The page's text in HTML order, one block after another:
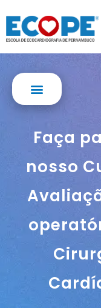
Faça
nosso